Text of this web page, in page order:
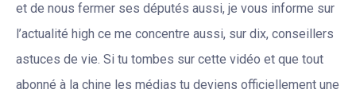
et de nous fermer ses députés aussi, je vous informe sur
l’actualité high ce me concentre aussi, sur dix, conseillers
astuces de vie. Si tu tombes sur cette vidéo et que tout
abonné à la chine les médias tu deviens officiellement une